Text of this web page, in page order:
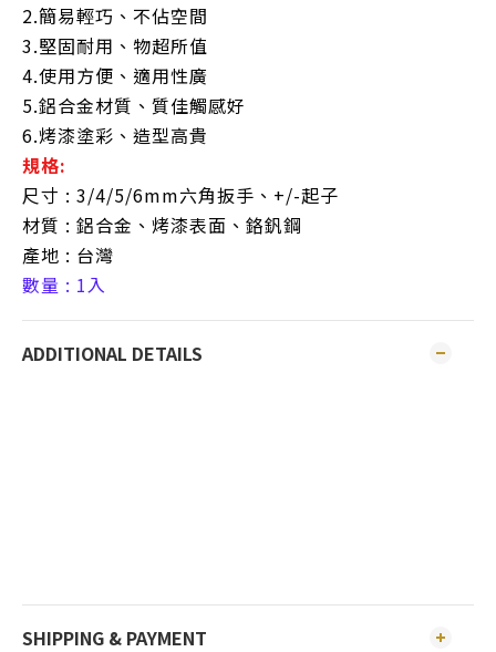
2.簡易輕巧、不佔空間
3.堅固耐用、物超所值
4.使用方便、適用性廣
5.鋁合金材質、質佳觸感好
6.烤漆塗彩、造型高貴
規格:
尺寸 : 3/4/5/6mm六角扳手、+/-起子
材質 : 鋁合金、烤漆表面、鉻釩鋼
產地 : 台灣
數量 : 1入
ADDITIONAL DETAILS
SHIPPING & PAYMENT